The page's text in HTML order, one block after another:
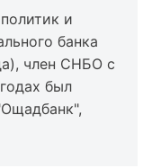
и
банка
член СНБО с
был